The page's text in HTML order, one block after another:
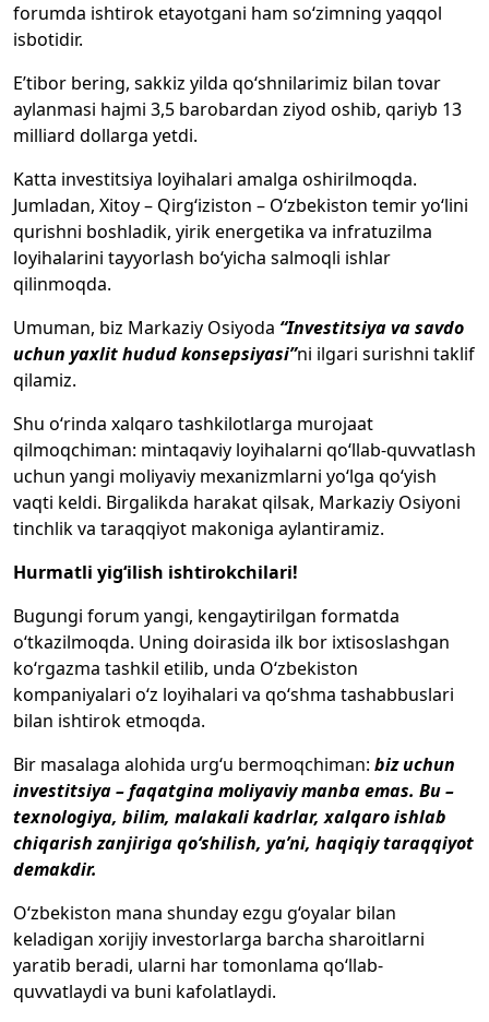
forumda ishtirok etayotgani ham so‘zimning yaqqol
isbotidir.
E’tibor bering, sakkiz yilda qo‘shnilarimiz bilan tovar
aylanmasi hajmi 3,5 barobardan ziyod oshib, qariyb 13
milliard dollarga yetdi.
Katta investitsiya loyihalari amalga oshirilmoqda.
Jumladan, Xitoy – Qirg‘iziston – O‘zbekiston temir yo‘lini
qurishni boshladik, yirik energetika va infratuzilma
loyihalarini tayyorlash bo‘yicha salmoqli ishlar
qilinmoqda.
Umuman, biz Markaziy Osiyoda “Investitsiya va savdo
uchun yaxlit hudud konsepsiyasi”ni ilgari surishni taklif
qilamiz.
Shu o‘rinda xalqaro tashkilotlarga murojaat
qilmoqchiman: mintaqaviy loyihalarni qo‘llab-quvvatlash
uchun yangi moliyaviy mexanizmlarni yo‘lga qo‘yish
vaqti keldi. Birgalikda harakat qilsak, Markaziy Osiyoni
tinchlik va taraqqiyot makoniga aylantiramiz.
Hurmatli yig‘ilish ishtirokchilari!
Bugungi forum yangi, kengaytirilgan formatda
o‘tkazilmoqda. Uning doirasida ilk bor ixtisoslashgan
ko‘rgazma tashkil etilib, unda O‘zbekiston
kompaniyalari o‘z loyihalari va qo‘shma tashabbuslari
bilan ishtirok etmoqda.
Bir masalaga alohida urg‘u bermoqchiman: biz uchun
investitsiya – faqatgina moliyaviy manba emas. Bu –
texnologiya, bilim, malakali kadrlar, xalqaro ishlab
chiqarish zanjiriga qo‘shilish, ya’ni, haqiqiy taraqqiyot
demakdir.
O‘zbekiston mana shunday ezgu g‘oyalar bilan
keladigan xorijiy investorlarga barcha sharoitlarni
yaratib beradi, ularni har tomonlama qo‘llab-
quvvatlaydi va buni kafolatlaydi.